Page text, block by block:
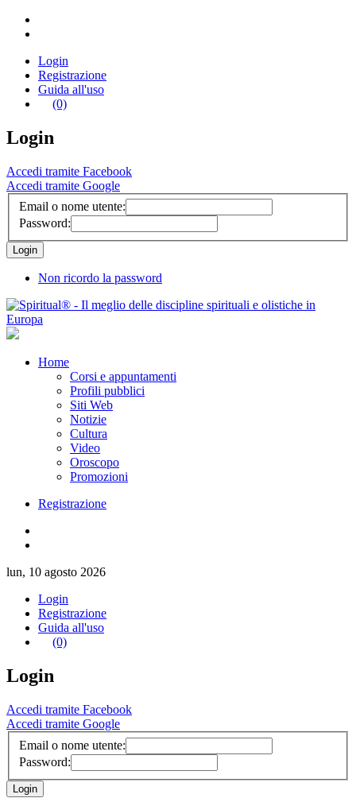
Login
Registrazione
Guida all'uso
(0)
Login
Accedi tramite Facebook
Accedi tramite Google
Email o nome utente:
Password:
Non ricordo la password
Home
Corsi e appuntamenti
Profili pubblici
Siti Web
Notizie
Cultura
Video
Oroscopo
Promozioni
Registrazione
lun, 10 agosto 2026
Login
Registrazione
Guida all'uso
(0)
Login
Accedi tramite Facebook
Accedi tramite Google
Email o nome utente:
Password: